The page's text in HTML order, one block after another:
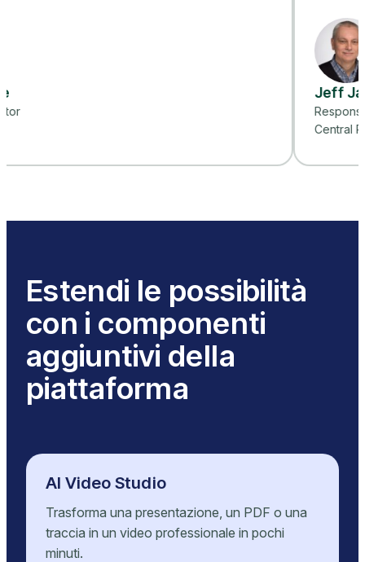
Responsabile di
Central Piedmont
Estendi le possibilità
con i componenti
aggiuntivi della
piattaforma
AI Video Studio
Trasforma una presentazione, un PDF o una
traccia in un video professionale in pochi
minuti.